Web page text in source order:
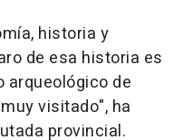
historia y
de esa historia es
arqueológico de
visitado", ha
provincial.